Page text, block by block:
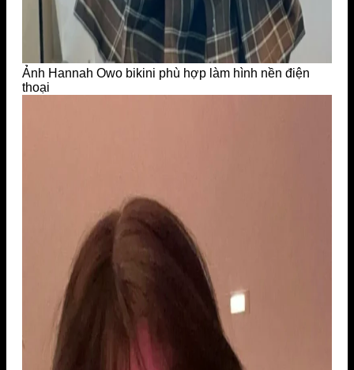
Ảnh Hannah Owo bikini phù hợp làm hình nền điện
thoại